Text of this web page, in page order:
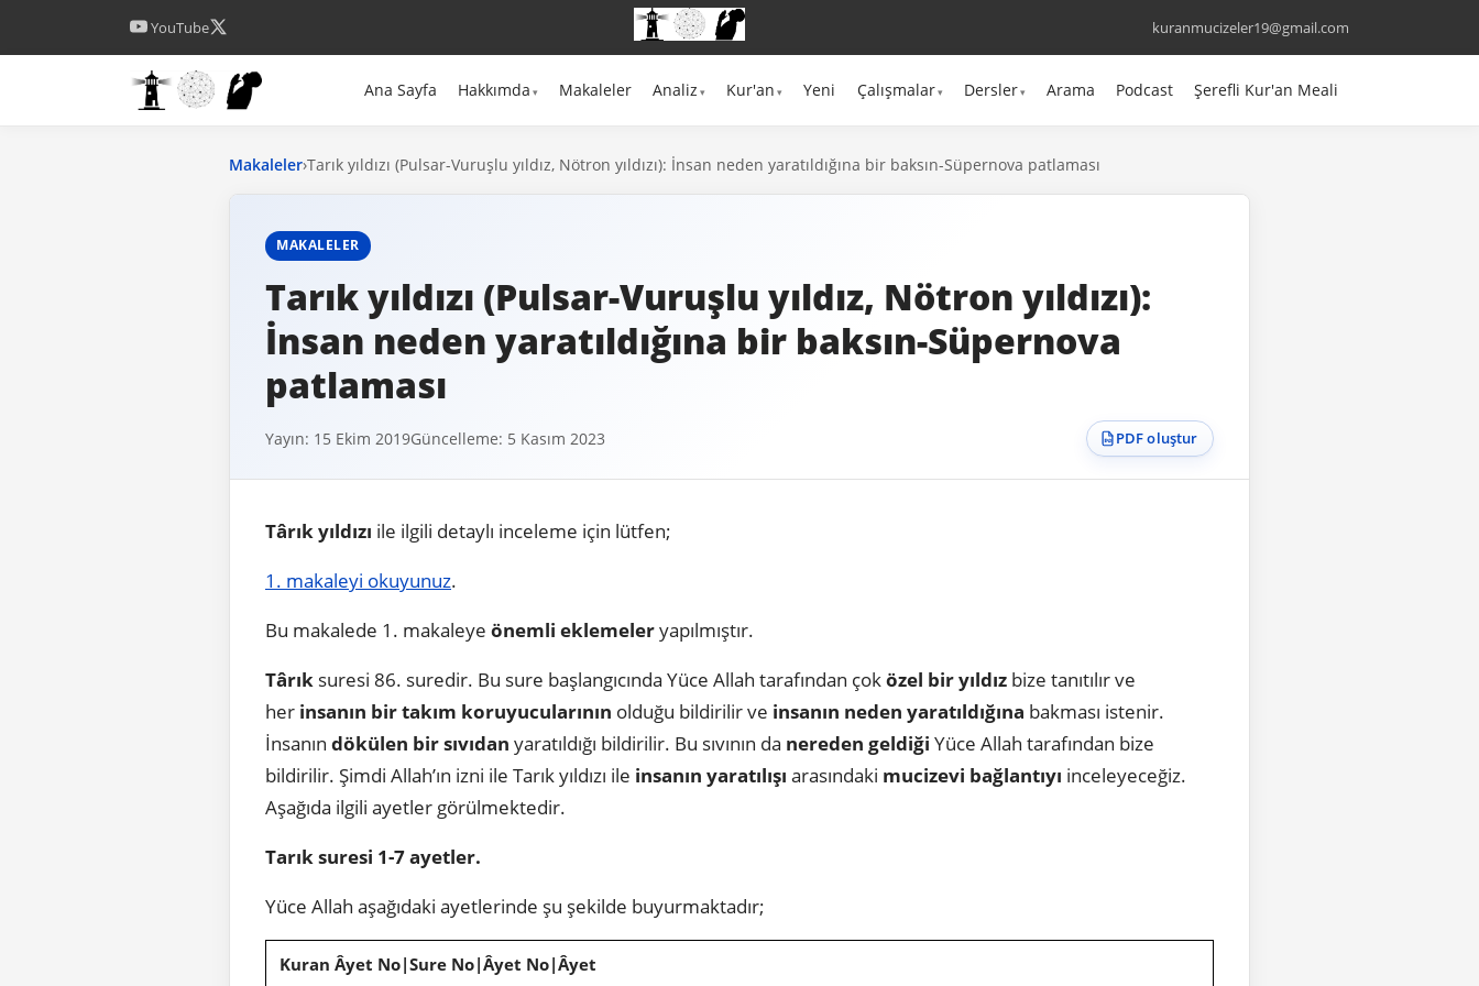
YouTube kuranmucizeler19@gmail.com
Ana Sayfa Hakkımda Makaleler Analiz Kur'an Yeni Çalışmalar Dersler Arama Podcast Şerefli Kur'an Meali
Makaleler›Tarık yıldızı (Pulsar-Vuruşlu yıldız, Nötron yıldızı): İnsan neden yaratıldığına bir baksın-Süpernova patlaması
MAKALELER
Tarık yıldızı (Pulsar-Vuruşlu yıldız, Nötron yıldızı):
İnsan neden yaratıldığına bir baksın-Süpernova
patlaması
Yayın: 15 Ekim 2019Güncelleme: 5 Kasım 2023 PDF oluştur
Târık yıldızı ile ilgili detaylı inceleme için lütfen;
1. makaleyi okuyunuz.
Bu makalede 1. makaleye önemli eklemeleryapılmıştır.
Târık suresi 86. suredir. Bu sure başlangıcında Yüce Allah tarafından çoközel bir yıldız bize tanıtılır ve
her insanın bir takım koruyucularının olduğu bildirilir ve insanın neden yaratıldığına bakması istenir.
İnsanın dökülen bir sıvıdan yaratıldığı bildirilir. Bu sıvının da nereden geldiği Yüce Allah tarafından bize
bildirilir. Şimdi Allah’ın izni ile Tarık yıldızı ile insanın yaratılışı arasındaki mucizevi bağlantıyı inceleyeceğiz.
Aşağıda ilgili ayetler görülmektedir.
Tarık suresi 1-7 ayetler.
Yüce Allah aşağıdaki ayetlerinde şu şekilde buyurmaktadır;
Kuran Âyet No|Sure No|Âyet No|Âyet